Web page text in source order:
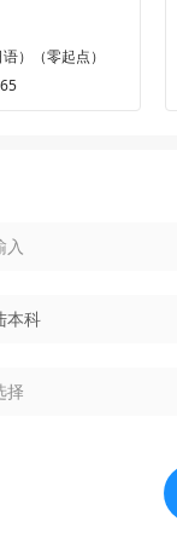
）（零起点）
本科
择